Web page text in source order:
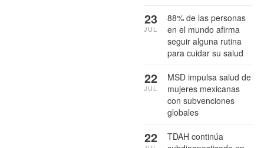
88% de las personas
en el mundo afirma
seguir alguna rutina
para cuidar su salud
23
JUL
MSD impulsa salud de
mujeres mexicanas
con subvenciones
globales
22
JUL
TDAH continúa
22